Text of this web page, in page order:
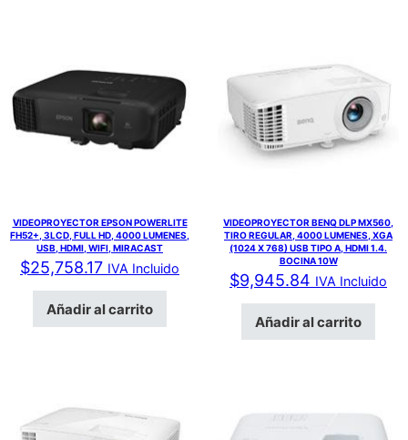
VIDEOPROYECTOR EPSON POWERLITE
FH52+, 3LCD, FULL HD, 4000 LUMENES,
USB, HDMI, WIFI, MIRACAST
$25,758.17 IVA Incluido
Añadir al carrito
VIDEOPROYECTOR BENQ DLP MX560,
TIRO REGULAR, 4000 LUMENES, XGA
(1024 X 768) USB TIPO A, HDMI 1.4.
BOCINA 10W
$9,945.84 IVA Incluido
Añadir al carrito